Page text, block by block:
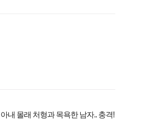
아내 몰래 처형과 목욕한 남자.. 충격!